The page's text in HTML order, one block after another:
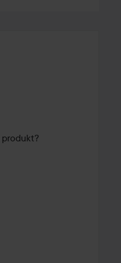
produkt?